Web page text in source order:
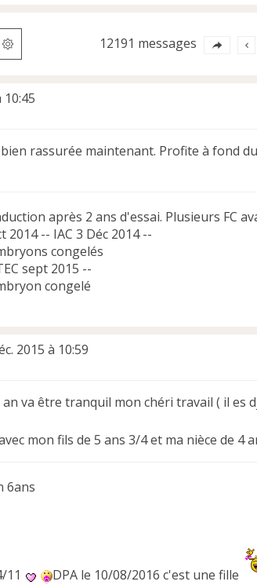
Recherche avancée12191 messages
10:45
rassurée maintenant. Profite à fond
après 2 ans d'essai. Plusieurs FC
2014 -- IAC 3 Déc 2014 --
congelés
sept 2015 --
congelé
2015 à 10:59
va être tranquil mon chéri travail ( il es
mon fils de 5 ans 3/4 et ma nièce de 4
6ans
11 DPA le 10/08/2016 c'est une fille